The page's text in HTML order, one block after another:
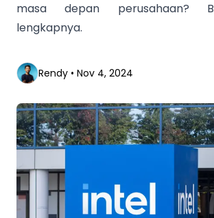
masa depan perusahaan?
lengkapnya.
Rendy • Nov 4, 2024